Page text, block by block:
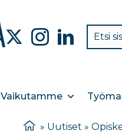
Vaikutamme
» Uutiset »